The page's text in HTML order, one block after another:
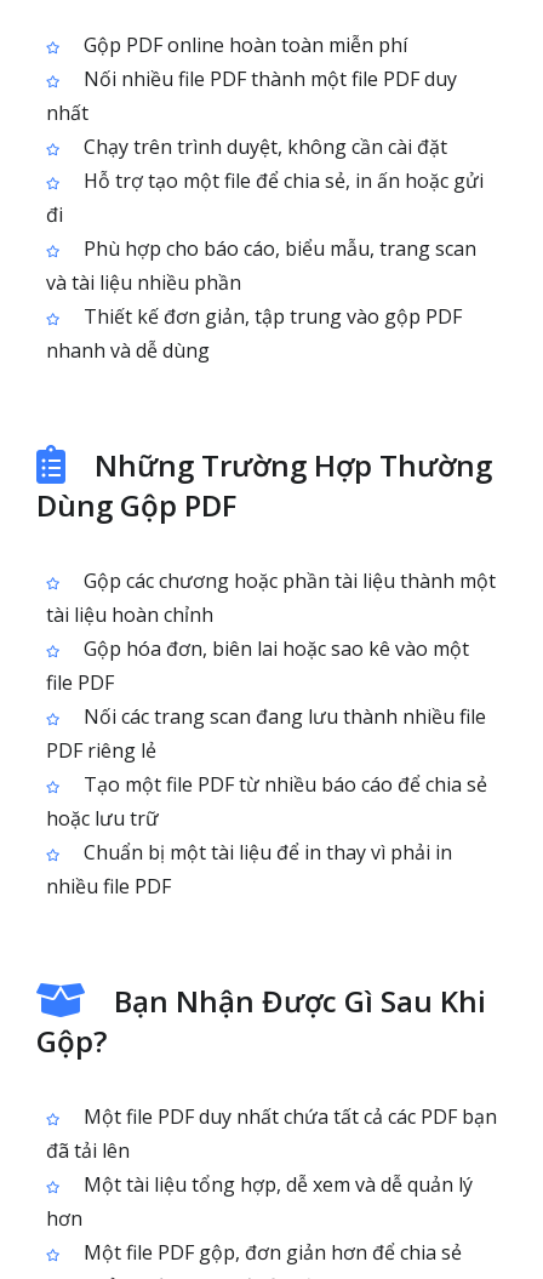
Gộp PDF online hoàn toàn miễn phí
Nối nhiều file PDF thành một file PDF duy
nhất
Chạy trên trình duyệt, không cần cài đặt
Hỗ trợ tạo một file để chia sẻ, in ấn hoặc gửi
đi
Phù hợp cho báo cáo, biểu mẫu, trang scan
và tài liệu nhiều phần
Thiết kế đơn giản, tập trung vào gộp PDF
nhanh và dễ dùng
Những Trường Hợp Thường
Dùng Gộp PDF
Gộp các chương hoặc phần tài liệu thành một
tài liệu hoàn chỉnh
Gộp hóa đơn, biên lai hoặc sao kê vào một
file PDF
Nối các trang scan đang lưu thành nhiều file
PDF riêng lẻ
Tạo một file PDF từ nhiều báo cáo để chia sẻ
hoặc lưu trữ
Chuẩn bị một tài liệu để in thay vì phải in
nhiều file PDF
Bạn Nhận Được Gì Sau Khi
Gộp?
Một file PDF duy nhất chứa tất cả các PDF bạn
đã tải lên
Một tài liệu tổng hợp, dễ xem và dễ quản lý
hơn
Một file PDF gộp, đơn giản hơn để chia sẻ